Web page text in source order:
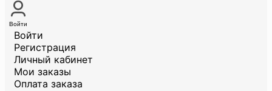
Войти
Войти
Регистрация
Личный кабинет
Мои заказы
Оплата заказа